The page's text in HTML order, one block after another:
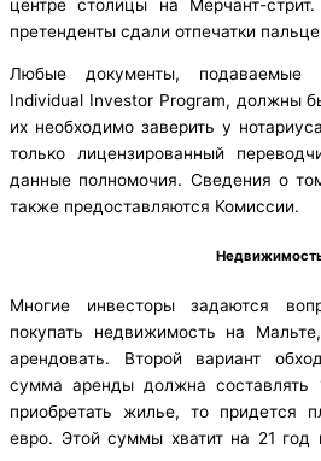
центре столицы на Мерчант-
претенденты сдали отпечатки
Любые документы, подаваемые
Individual Investor Program, должны
их необходимо заверить у
только лицензированный
данные полномочия. Сведения о
также предоставляются Комиссии.
Многие инвесторы задаются
покупать недвижимость на
арендовать. Второй вариант
сумма аренды должна
приобретать жилье, то придется
евро. Этой суммы хватит на 21 год